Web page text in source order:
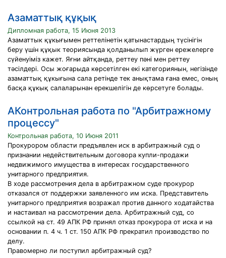
Азаматтық құқық
Дипломная работа, 15 Июня 2013
Азаматтык құкығымен реттелінетін қатынастардың түсінігін
беру үшін құқык теориясында қолданылып жүрген ережелерге
сүйенуіміз кажет. Яғни айтқанда, реттеу пәні мен реттеу
тәсілдері. Осы жоғарыда көрсетілген екі категориянын, негізінде
азаматтық құкығына сала ретінде тек анықтама ғана емес, оның
басқа құкық салаларынан ерекшелігін де көрсетуге болады.
АКонтрольная работа по "Арбитражному
процессу"
Контрольная работа, 10 Июня 2011
Прокурором области предъявлен иск в арбитражный суд о
признании недействительным договора купли-продажи
недвижимого имущества в интересах государственного
унитарного предприятия.
В ходе рассмотрения дела в арбитражном суде прокурор
отказался от поддержки заявленного им иска. Представитель
унитарного предприятия возражал против данного ходатайства
и настаивал на рассмотрении дела. Арбитражный суд, со
ссылкой на ст. 49 АПК РФ принял отказ прокурора от иска и на
основании п. 4 ч. 1 ст. 150 АПК РФ прекратил производство по
делу.
Правомерно ли поступил арбитражный суд?